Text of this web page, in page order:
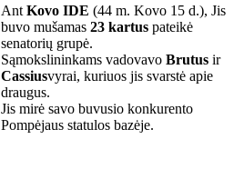
Ant Kovo IDE (44 m. Kovo 15 d.), Jis
buvo mušamas 23 kartuspateikė
senatorių grupė.
Sąmokslininkams vadovavo Brutusir
Cassiusvyrai, kuriuos jis svarstė apie
draugus.
Jis mirė savo buvusio konkurento
Pompėjaus statulos bazėje.